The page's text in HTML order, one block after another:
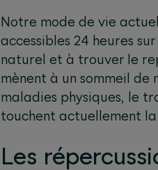
Notre mode de vie
accessibles 24 heures
naturel et à trouver le
mènent à un sommeil de
maladies physiques, le
touchent actuellement la
Les